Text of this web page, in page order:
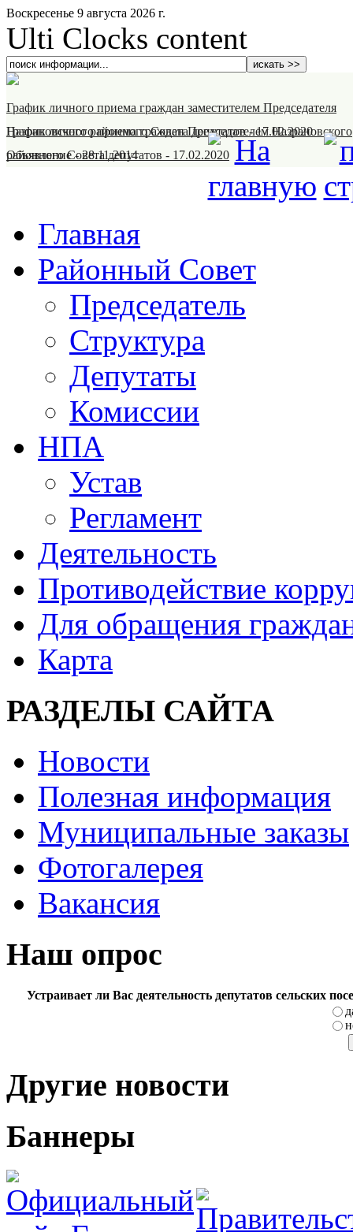
Воскресенье 9 августа 2026 г.
Ulti Clocks content
График личного приема граждан заместителем Председателя
Назрановского районного Совета депутатов-17.02.2020
График личного приема граждан Председателем Назрановского
районного Совета депутатов - 17.02.2020
Объявление-28.11.2014
Главная
Районный Совет
Председатель
Структура
Депутаты
Комиссии
НПА
Устав
Регламент
Деятельность
Противодействие
Для обращения
Карта
РАЗДЕЛЫ САЙТА
Новости
Полезная информация
Муниципальные заказы
Фотогалерея
Вакансия
Наш опрос
Устраивает ли Вас деятельность депутатов сельских
Другие новости
Баннеры